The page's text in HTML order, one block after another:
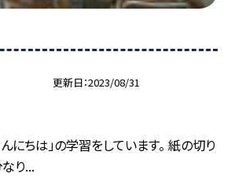
更新日 2023/08/31
にちは」の学習をしています。 紙の切り
り...